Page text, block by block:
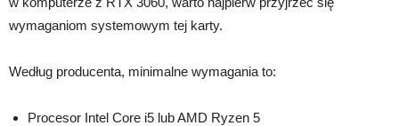
wymaganiom systemowym tej karty.
Według producenta, minimalne wymagania to:
Procesor Intel Core i5 lub AMD Ryzen 5